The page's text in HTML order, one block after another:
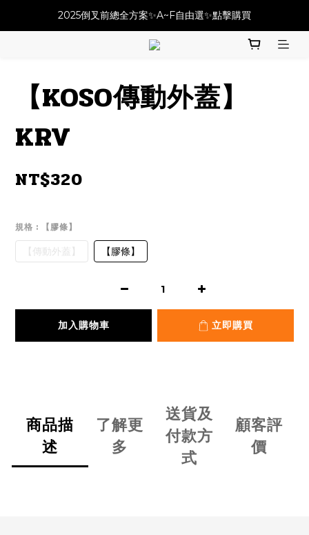
必改龍頭四件套⚡️不用五千六!! 優惠價只要 $ 4899💥
2025倒叉前總全方案✨A~F自由選✨點擊購買
必改龍頭四件套⚡️不用五千六!! 優惠價只要 $ 4899💥
【KOSO傳動外蓋】
KRV
NT$320
規格 : 【膠條】
【傳動外蓋】 【膠條】
加入購物車 立即購買
商品描
述
了解更
多
送貨及
付款方
式
顧客評
價